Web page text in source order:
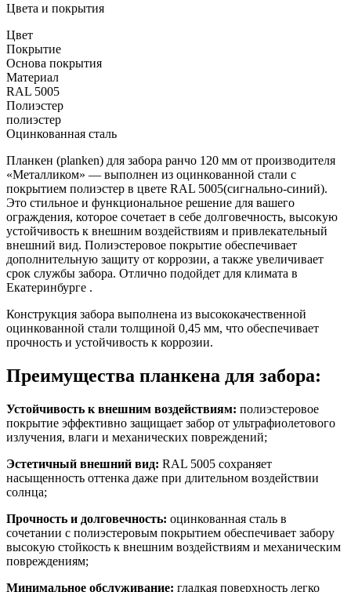
Цвета и покрытия
Цвет
Покрытие
Основа покрытия
Материал
RAL 5005
Полиэстер
полиэстер
Оцинкованная сталь
Планкен (planken) для забора ранчо 120 мм от производителя
«Металликом» — выполнен из оцинкованной стали с
покрытием полиэстер в цвете RAL 5005(сигнально-синий).
Это стильное и функциональное решение для вашего
ограждения, которое сочетает в себе долговечность, высокую
устойчивость к внешним воздействиям и привлекательный
внешний вид. Полиэстеровое покрытие обеспечивает
дополнительную защиту от коррозии, а также увеличивает
срок службы забора. Отлично подойдет для климата в
Екатеринбурге .
Конструкция забора выполнена из высококачественной
оцинкованной стали толщиной 0,45 мм, что обеспечивает
прочность и устойчивость к коррозии.
Преимущества планкена для забора:
Устойчивость к внешним воздействиям: полиэстеровое
покрытие эффективно защищает забор от ультрафиолетового
излучения, влаги и механических повреждений;
Эстетичный внешний вид: RAL 5005 сохраняет
насыщенность оттенка даже при длительном воздействии
солнца;
Прочность и долговечность: оцинкованная сталь в
сочетании с полиэстеровым покрытием обеспечивает забору
высокую стойкость к внешним воздействиям и механическим
повреждениям;
Минимальное обслуживание: гладкая поверхность легко